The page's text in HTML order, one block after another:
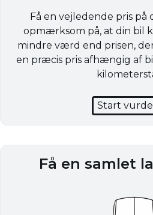
Få en vejledende pris
opmærksom på, at din bil
mindre værd end prisen,
en præcis pris afhængig af
Start
Få en samlet